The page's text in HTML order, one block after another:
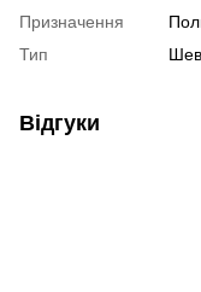
Призначення
Тип
Відгуки